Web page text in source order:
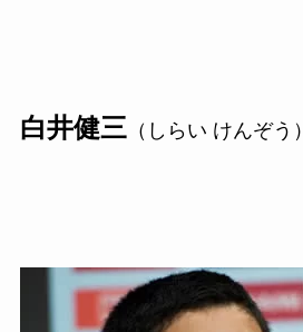
白井健三（しらい けんぞう）